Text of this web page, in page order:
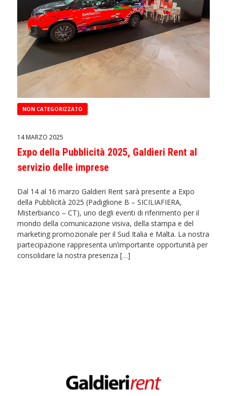
NON CATEGORIZZATO
14 MARZO 2025
Expo della Pubblicità 2025, Galdieri Rent al
servizio delle imprese
Dal 14 al 16 marzo Galdieri Rent sarà presente a Expo
della Pubblicità 2025 (Padiglione B – SICILIAFIERA,
Misterbianco – CT), uno degli eventi di riferimento per il
mondo della comunicazione visiva, della stampa e del
marketing promozionale per il Sud Italia e Malta. La nostra
partecipazione rappresenta un’importante opportunità per
consolidare la nostra presenza […]